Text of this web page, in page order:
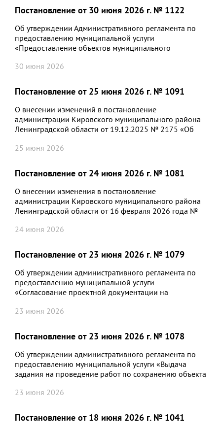
имущества, находящегося в государственной или в
муниципальной собственности и арендуемого
субъектами малого и среднего предпринимательства,
и о внесении изменений в отдельные
законодательные акты Российской Федерации»
Постановление от 30 июня 2026 г. № 1122
Об утверждении Административного регламента по
предоставлению муниципальной услуги
«Предоставление объектов муниципального
пользование без проведения торгов»
30 июня 2026
Постановление от 25 июня 2026 г. № 1091
О внесении изменений в постановление
администрации Кировского муниципального района
Ленинградской области от 19.12.2025 № 2175 «Об
руководителя, его заместителей, главного бухгалтера
«Издательский дом «Ладога»
25 июня 2026
Постановление от 24 июня 2026 г. № 1081
О внесении изменения в постановление
администрации Кировского муниципального района
Ленинградской области от 16 февраля 2026 года №
совета депутатов Кировского муниципального района
120 «О бюджете Кировского муниципального района
Ленинградской области на 2026 год и на плановый
период 2027 и 2028 годов»
24 июня 2026
Постановление от 23 июня 2026 г. № 1079
Об утверждении административного регламента по
предоставлению муниципальной услуги
«Согласование проектной документации на
культурного наследия местного (муниципального)
23 июня 2026
Постановление от 23 июня 2026 г. № 1078
Об утверждении административного регламента по
предоставлению муниципальной услуги «Выдача
задания на проведение работ по сохранению объекта
значения»
23 июня 2026
Постановление от 18 июня 2026 г. № 1041